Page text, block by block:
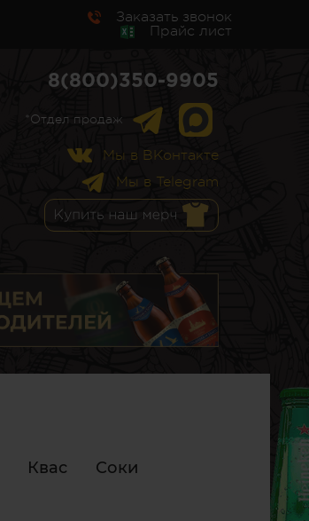
Заказать звонок
Прайс лист
8(800)350-9905
*Отдел продаж
Мы в ВКонтакте
Мы в Telegram
Квас Соки